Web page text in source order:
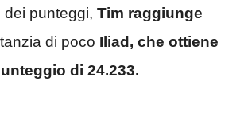
dei punteggi, Tim raggiunge
di poco Iliad, che ottiene
di 24.233.